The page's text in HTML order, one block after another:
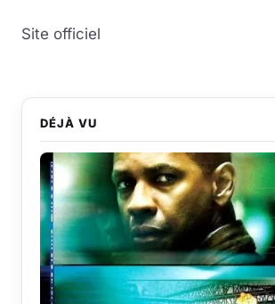
Site officiel
DÉJÀ VU